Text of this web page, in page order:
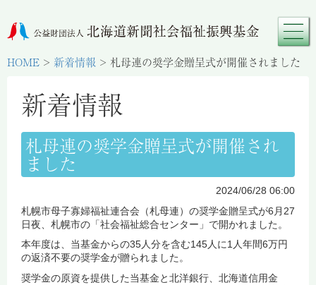
HOME > 新着情報 > 札母連の奨学金贈呈式が開催されました
新着情報
札母連の奨学金贈呈式が開催され
ました
2024/06/28 06:00
札幌市母子寡婦福祉連合会（札母連）の奨学金贈呈式が6月27
日夜、札幌市の「社会福祉総合センター」で開かれました。
本年度は、当基金からの35人分を含む145人に1人年間6万円
の返済不要の奨学金が贈られました。
奨学金の原資を提供した当基金と北洋銀行、北海道信用金